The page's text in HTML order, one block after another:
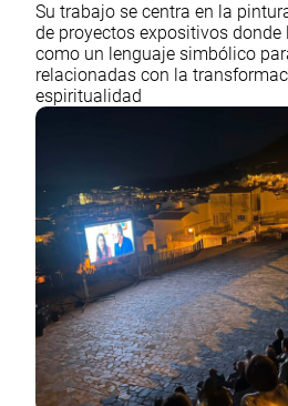
Su trabajo se centra en la
de proyectos expositivos
como un lenguaje simbólico
relacionadas con la
espiritualidad